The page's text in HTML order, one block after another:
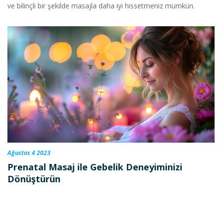
ve bilinçli bir şekilde masajla daha iyi hissetmeniz mümkün.
Ağustos 4 2023
Prenatal Masaj ile Gebelik Deneyiminizi
Dönüştürün